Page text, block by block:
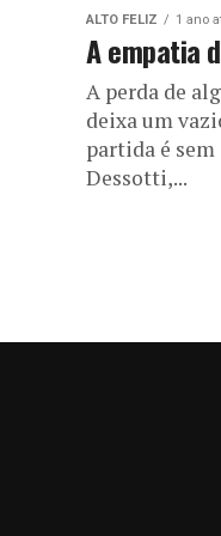
ALTO FELIZ 1 ano
A empatia
A perda de
deixa um
partida é
Dessotti,...